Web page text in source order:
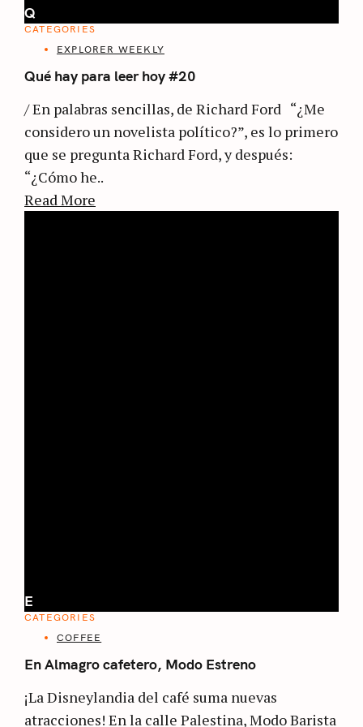
Q
CATEGORIES
EXPLORER WEEKLY
Qué hay para leer hoy #20
/ En palabras sencillas, de Richard Ford “¿Me
considero un novelista político?”, es lo primero
que se pregunta Richard Ford, y después:
“¿Cómo he..
Read More
E
CATEGORIES
COFFEE
En Almagro cafetero, Modo Estreno
¡La Disneylandia del café suma nuevas
atracciones! En la calle Palestina, Modo Barista